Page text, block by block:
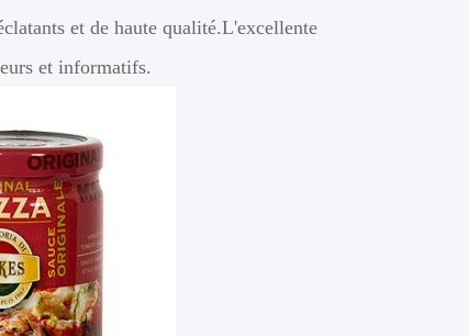
et de haute qualité.L'excellente
et informatifs.